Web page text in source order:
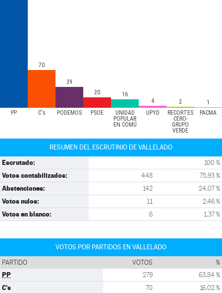
PP C's PODEMOS PSOE
UNIDAD
POPULAR
EN COMÚ
UPYD
RECORTES
CERO-
GRUPO
VERDE
PACMA
70
39
20
16
4
2 1
RESUMEN DEL ESCRUTINIO DE VALLELADO
Escrutado: 100 %
Votos contabilizados: 448 75,93 %
Abstenciones: 142 24,07 %
Votos nulos: 11 2,46 %
Votos en blanco: 6 1,37 %
VOTOS POR PARTIDOS EN VALLELADO
PARTIDO VOTOS %
PP 279 63,84 %
C's 70 16,02 %